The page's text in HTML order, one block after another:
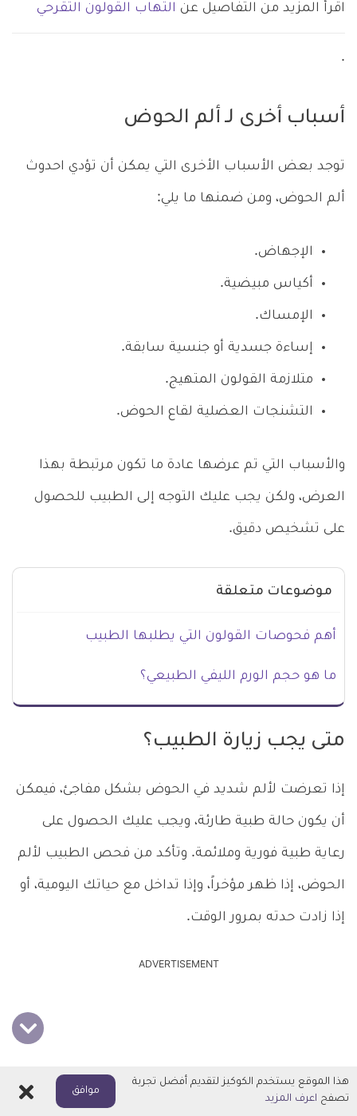
اقرأ المزيد من التفاصيل عن التهاب القولون التقرحي
.
أسباب أخرى لـ ألم الحوض
توجد بعض الأسباب الأخرى التي يمكن أن تؤدي احدوث
ألم الحوض، ومن ضمنها ما يلي:
الإجهاض.
أكياس مبيضية.
الإمساك.
إساءة جسدية أو جنسية سابقة.
متلازمة القولون المتهيج.
التشنجات العضلية لقاع الحوض.
والأسباب التي تم عرضها عادة ما تكون مرتبطة بهذا
العرض، ولكن يجب عليك التوجه إلى الطبيب للحصول
على تشخيص دقيق.
موضوعات متعلقة
أهم فحوصات القولون التي يطلبها الطبيب
ما هو حجم الورم الليفي الطبيعي؟
متى يجب زيارة الطبيب؟
إذا تعرضت لألم شديد في الحوض بشكل مفاجئ، فيمكن
أن يكون حالة طبية طارئة، ويجب عليك الحصول على
رعاية طبية فورية وملائمة. وتأكد من فحص الطبيب لألم
الحوض، إذا ظهر مؤخراً، وإذا تداخل مع حياتك اليومية، أو
إذا زادت حدته بمرور الوقت.
ADVERTISEMENT
هذا الموقع يستخدم الكوكيز لتقديم أفضل تجربة
تصفح اعرف المزيد
موافق اغلاق